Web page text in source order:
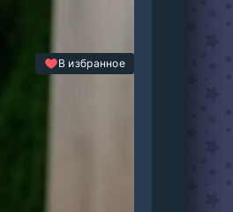
В избранное